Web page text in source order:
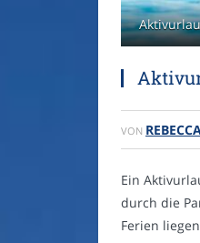
VON
Ein
durch die
Ferien